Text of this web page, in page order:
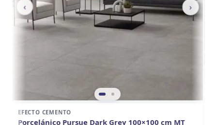
‹ ›
EFECTO CEMENTO
Porcelánico Pursue Dark Grey 100×100 cm MT